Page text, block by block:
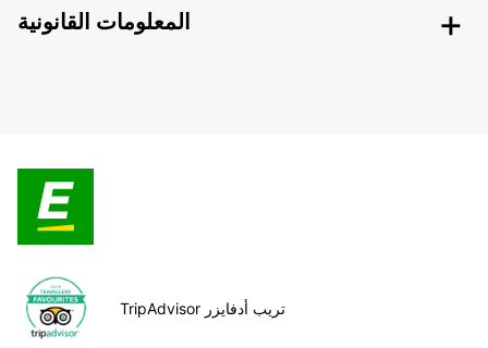
المعلومات القانونية
TripAdvisor تريب أدفايزر